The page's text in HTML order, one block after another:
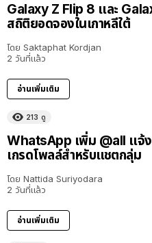
Galaxy Z Flip 8 และ
สถิติยอดจองในเกาหลีใต้
โดย Saktaphat Kordjan
2 วันที่แล้ว
อ่านเพิ่มเติม
213 ดู
WhatsApp เพิ่ม @all แจ้
เกรดโพลล์สำหรับแชตกลุ่ม
โดย Nattida Suriyodara
2 วันที่แล้ว
อ่านเพิ่มเติม